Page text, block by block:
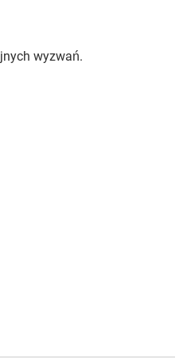
wyzwań.